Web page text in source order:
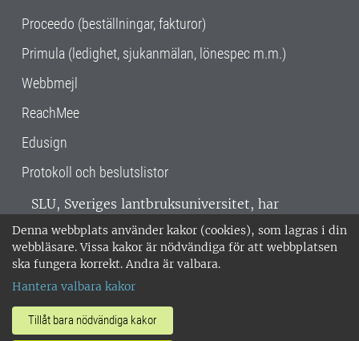
Denna webbplats använder kakor (cookies), som lagras i din
webbläsare. Vissa kakor är nödvändiga för att webbplatsen
ska fungera korrekt. Andra är valbara.
Hantera valbara kakor
Tillåt bara nödvändiga kakor
Proceedo (beställningar, fakturor)
Primula (ledighet, sjukanmälan, lönespec m.m.)
Webbmejl
ReachMee
Edusign
Protokoll och beslutslistor
SLU, Sveriges lantbruksuniversitet, har
verksamhet över hela Sverige. Huvudorter är
Alnarp, Uppsala och Umeå.SLU är
miljöcertifierat enligt ISO 14001. •
018-67 10 00 • Org nr: 202100-2817 •
Om SLU:s webbplatser